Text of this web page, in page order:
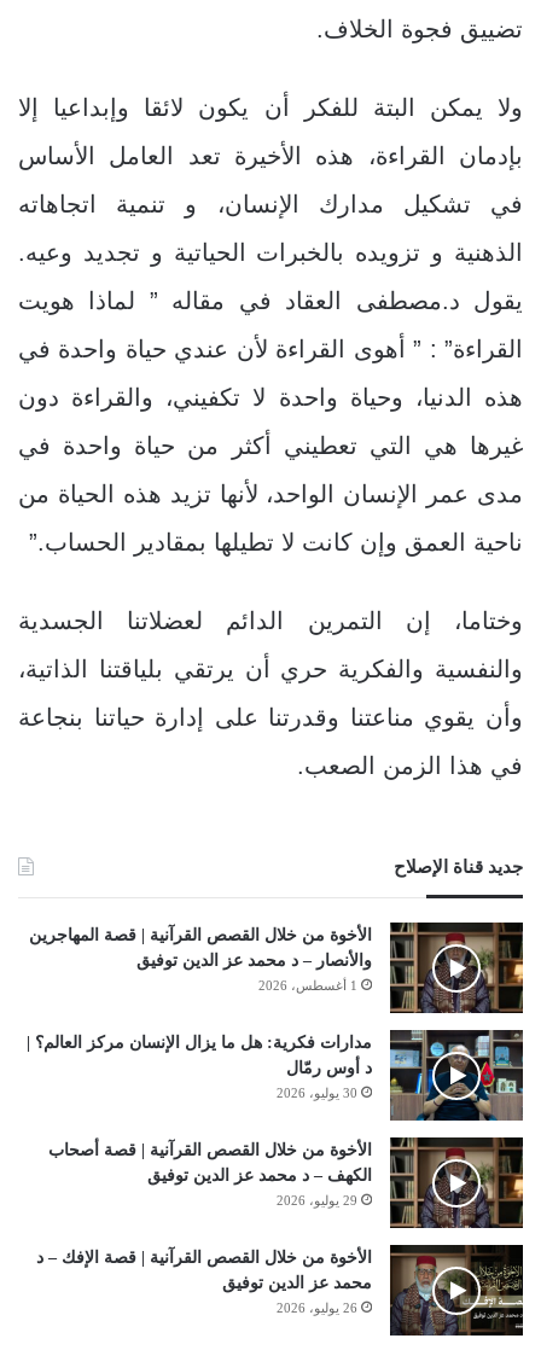
تضييق فجوة الخلاف.
ولا يمكن البتة للفكر أن يكون لائقا وإبداعيا إلا
بإدمان القراءة، هذه الأخيرة تعد العامل الأساس
في تشكيل مدارك الإنسان، و تنمية اتجاهاته
الذهنية و تزويده بالخبرات الحياتية و تجديد وعيه.
يقول د.مصطفى العقاد في مقاله ” لماذا هويت
القراءة” : ” أهوى القراءة لأن عندي حياة واحدة في
هذه الدنيا، وحياة واحدة لا تكفيني، والقراءة دون
غيرها هي التي تعطيني أكثر من حياة واحدة في
مدى عمر الإنسان الواحد، لأنها تزيد هذه الحياة من
ناحية العمق وإن كانت لا تطيلها بمقادير الحساب.”
وختاما، إن التمرين الدائم لعضلاتنا الجسدية
والنفسية والفكرية حري أن يرتقي بلياقتنا الذاتية،
وأن يقوي مناعتنا وقدرتنا على إدارة حياتنا بنجاعة
في هذا الزمن الصعب.
جديد قناة الإصلاح
الأخوة من خلال القصص القرآنية | قصة المهاجرين
والأنصار – د محمد عز الدين توفيق
1 أغسطس، 2026
مدارات فكرية: هل ما يزال الإنسان مركز العالم؟ |
د أوس رمّال
30 يوليو، 2026
الأخوة من خلال القصص القرآنية | قصة أصحاب
الكهف – د محمد عز الدين توفيق
29 يوليو، 2026
الأخوة من خلال القصص القرآنية | قصة الإفك – د
محمد عز الدين توفيق
26 يوليو، 2026